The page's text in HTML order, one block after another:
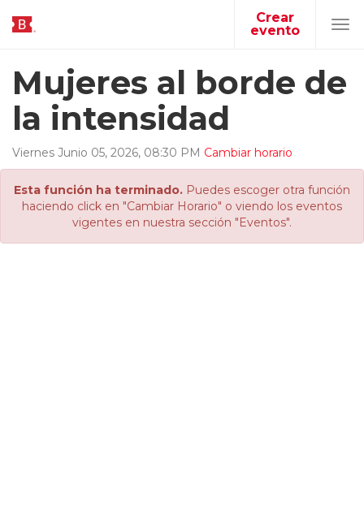
Crear
evento
Mujeres al borde de
la intensidad
Viernes Junio 05, 2026, 08:30 PM Cambiar horario
Esta función ha terminado. Puedes escoger otra función
haciendo click en "Cambiar Horario" o viendo los eventos
vigentes en nuestra sección "Eventos".